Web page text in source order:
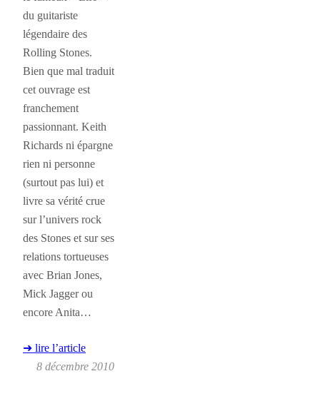
du guitariste
légendaire des
Rolling Stones.
Bien que mal traduit
cet ouvrage est
franchement
passionnant. Keith
Richards ni épargne
rien ni personne
(surtout pas lui) et
livre sa vérité crue
sur l’univers rock
des Stones et sur ses
relations tortueuses
avec Brian Jones,
Mick Jagger ou
encore Anita…
➜ lire l’article
8 décembre 2010